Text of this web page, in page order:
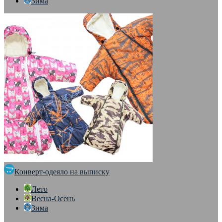
Конверт-одеяло на выписку
Лето
Весна-Осень
Зима